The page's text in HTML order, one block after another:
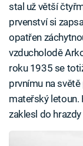
stal už větší
prvenství si
opatřen
vzducholodě
roku 1935 se
prvnímu na
mateřský letoun.
zaklesl do